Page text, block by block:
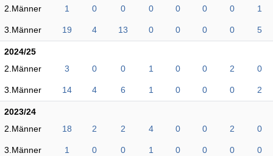
2.Männer 1 0 0 0 0 0 0 1
3.Männer 19 4 13 0 0 0 0 5
2024/25
2.Männer
3 0 0 1 0 0 2 0
3.Männer 14 4 6 1 0 0 0 2
2023/24
2.Männer
18 2 2 4 0 0 2 0
3.Männer 1 0 0 1 0 0 0 0